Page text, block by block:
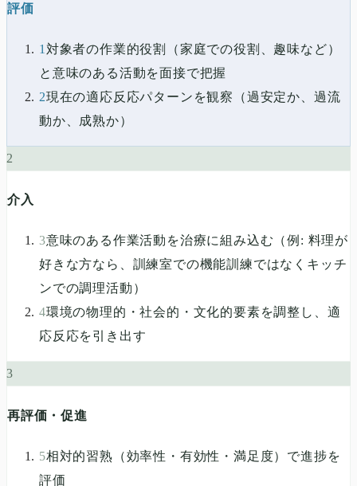
評価
1 対象者の作業的役割（家庭での役割、趣味など）
と意味のある活動を面接で把握
2現在の適応反応パターンを観察（過安定か、過流
動か、成熟か）
2
介入
3意味のある作業活動を治療に組み込む（例: 料理が
好きな方なら、訓練室での機能訓練ではなくキッチ
ンでの調理活動）
4環境の物理的・社会的・文化的要素を調整し、適
応反応を引き出す
3
再評価・促進
5相対的習熟（効率性・有効性・満足度）で進捗を
評価